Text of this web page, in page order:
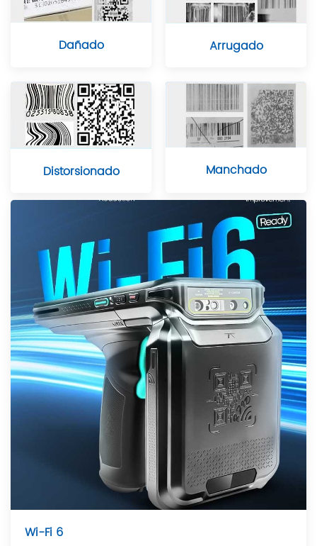
Dañado Arrugado
Distorsionado Manchado
Wi-Fi 6